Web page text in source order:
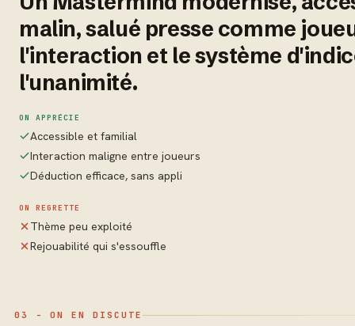
malin, salué presse comme
l'interaction et le système
l'unanimité.
ON APPRÉCIE
Accessible et familial
Interaction maligne entre joueurs
Déduction efficace, sans appli
ON REGRETTE
Thème peu exploité
Rejouabilité qui s'essouffle
03 - ON EN DISCUTE